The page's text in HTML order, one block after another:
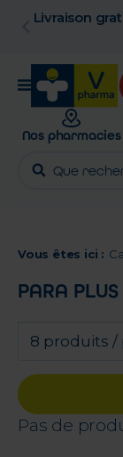
Livraison
Nos pharmacies
Vous êtes ici :
PARA PLUS
8 produits /
Pas de